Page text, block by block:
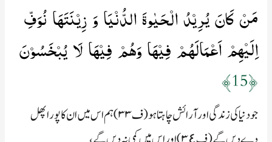
مَنۡ كَانَ يُرِيۡدُ الۡحَيٰوةَ الدُّنۡيَا وَ زِيۡنَتَهَا نُوَفِّ
اِلَيۡهِمۡ اَعۡمَالَهُمۡ فِيۡهَا وَهُمۡ فِيۡهَا لَا يُبۡخَسُوۡنَ‏
﴿15﴾
جو دنیا کی زندگی اور آرائش چاہتا ہو (ف۳۳) ہم اس میں ان کا پورا پھل